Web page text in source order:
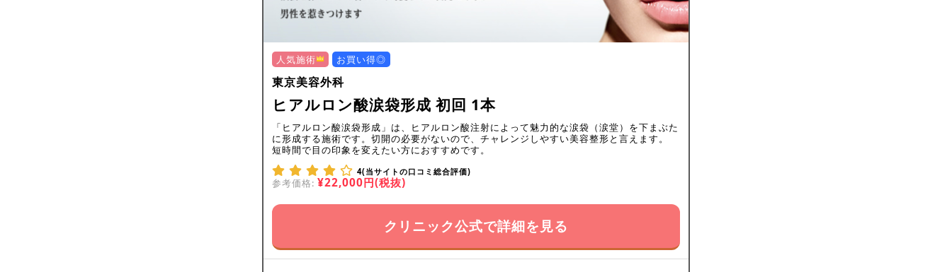
人気施術 お買い得◎
東京美容外科
ヒアルロン酸涙袋形成 初回 1本
「ヒアルロン酸涙袋形成」は、ヒアルロン酸注射によって魅力的な涙袋（涙堂）を下まぶた
に形成する施術です。切開の必要がないので、チャレンジしやすい美容整形と言えます。
短時間で目の印象を変えたい方におすすめです。
4(当サイトの口コミ総合評価)
参考価格: ¥22,000円(税抜)
クリニック公式で詳細を見る